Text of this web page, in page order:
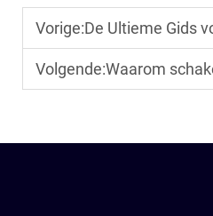
Vorige:De Ultieme Gids voor het Inkopen van
Volgende:Waarom schakelen professionele salons